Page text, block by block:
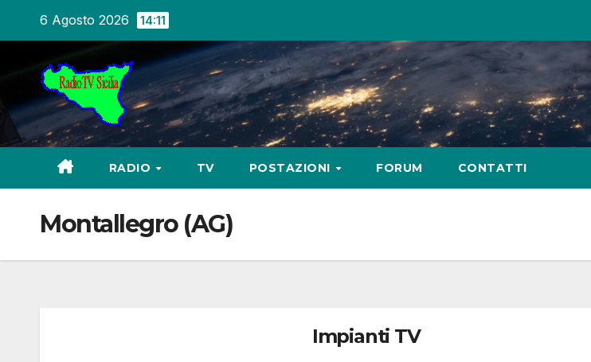
6 Agosto 2026 14:11
RADIO TV POSTAZIONI FORUM CONTATTI
Montallegro (AG)
Impianti TV